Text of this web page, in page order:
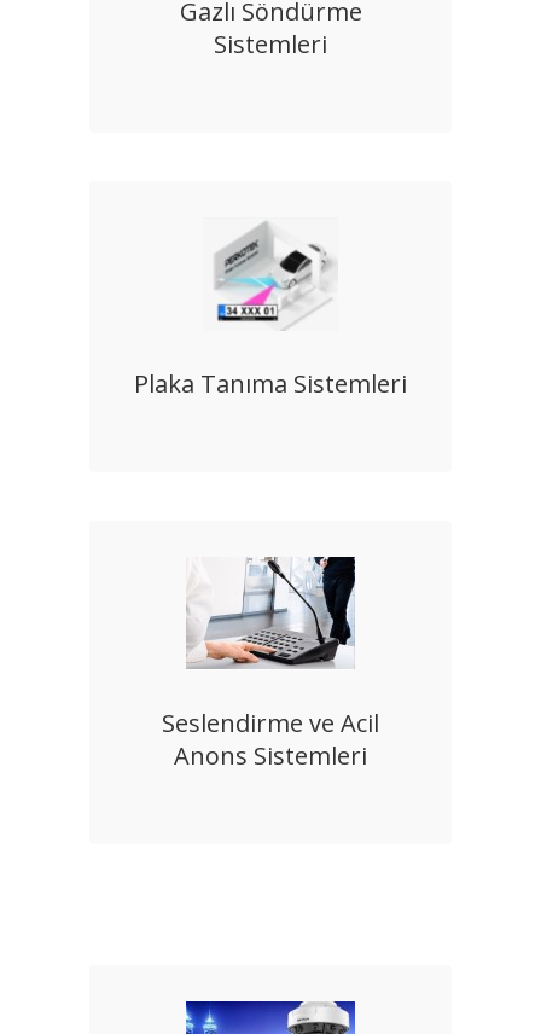
Gazlı Söndürme
Sistemleri
Plaka Tanıma Sistemleri
Seslendirme ve Acil
Anons Sistemleri